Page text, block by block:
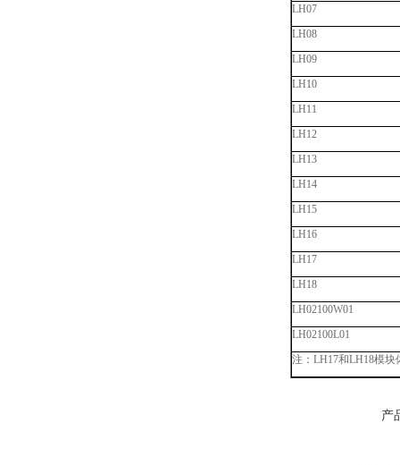
LH07
LH08
LH09
LH10
LH11
LH12
LH13
LH14
LH15
LH16
LH17
LH18
LH02100W01
LH02100L01
注： LH17和LH18模块
产